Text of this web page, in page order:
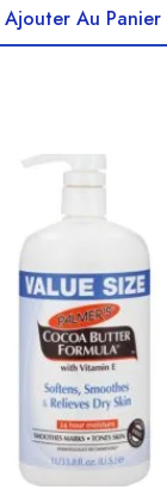
Ajouter Au Panier